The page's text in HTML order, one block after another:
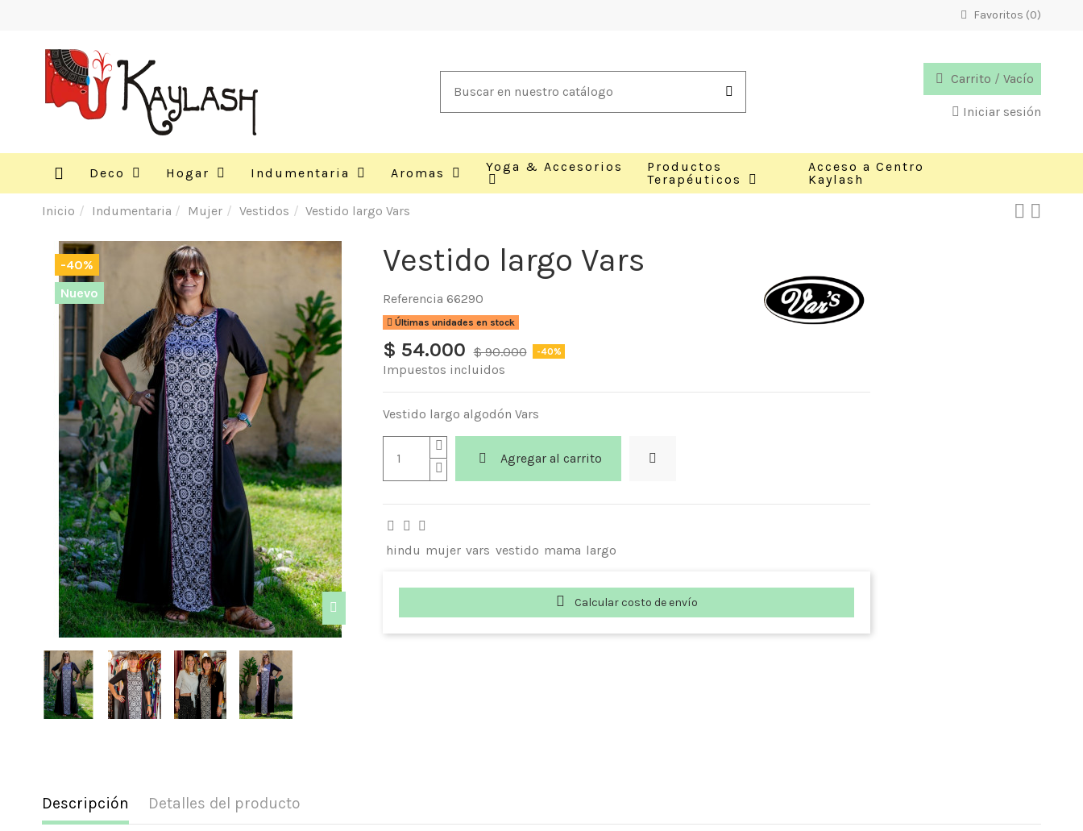
Favoritos (0)
Carrito / Vacío
Iniciar sesión
Deco Hogar Indumentaria Aromas Yoga & Accesorios
Productos
Terapéuticos
Acceso a Centro
Kaylash
Inicio Indumentaria Mujer Vestidos Vestido largo Vars
-40%
Nuevo
Vestido largo Vars
Referencia 66290
Últimas unidades en stock
$ 54.000 $ 90.000 -40%
Impuestos incluidos
Vestido largo algodón Vars
Agregar al carrito
hindu mujer vars vestido mama largo
Calcular costo de envío
Descripción Detalles del producto